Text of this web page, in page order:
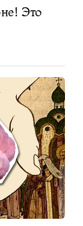
Это